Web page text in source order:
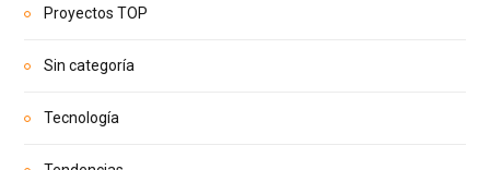
Proyectos TOP
Sin categoría
Tecnología